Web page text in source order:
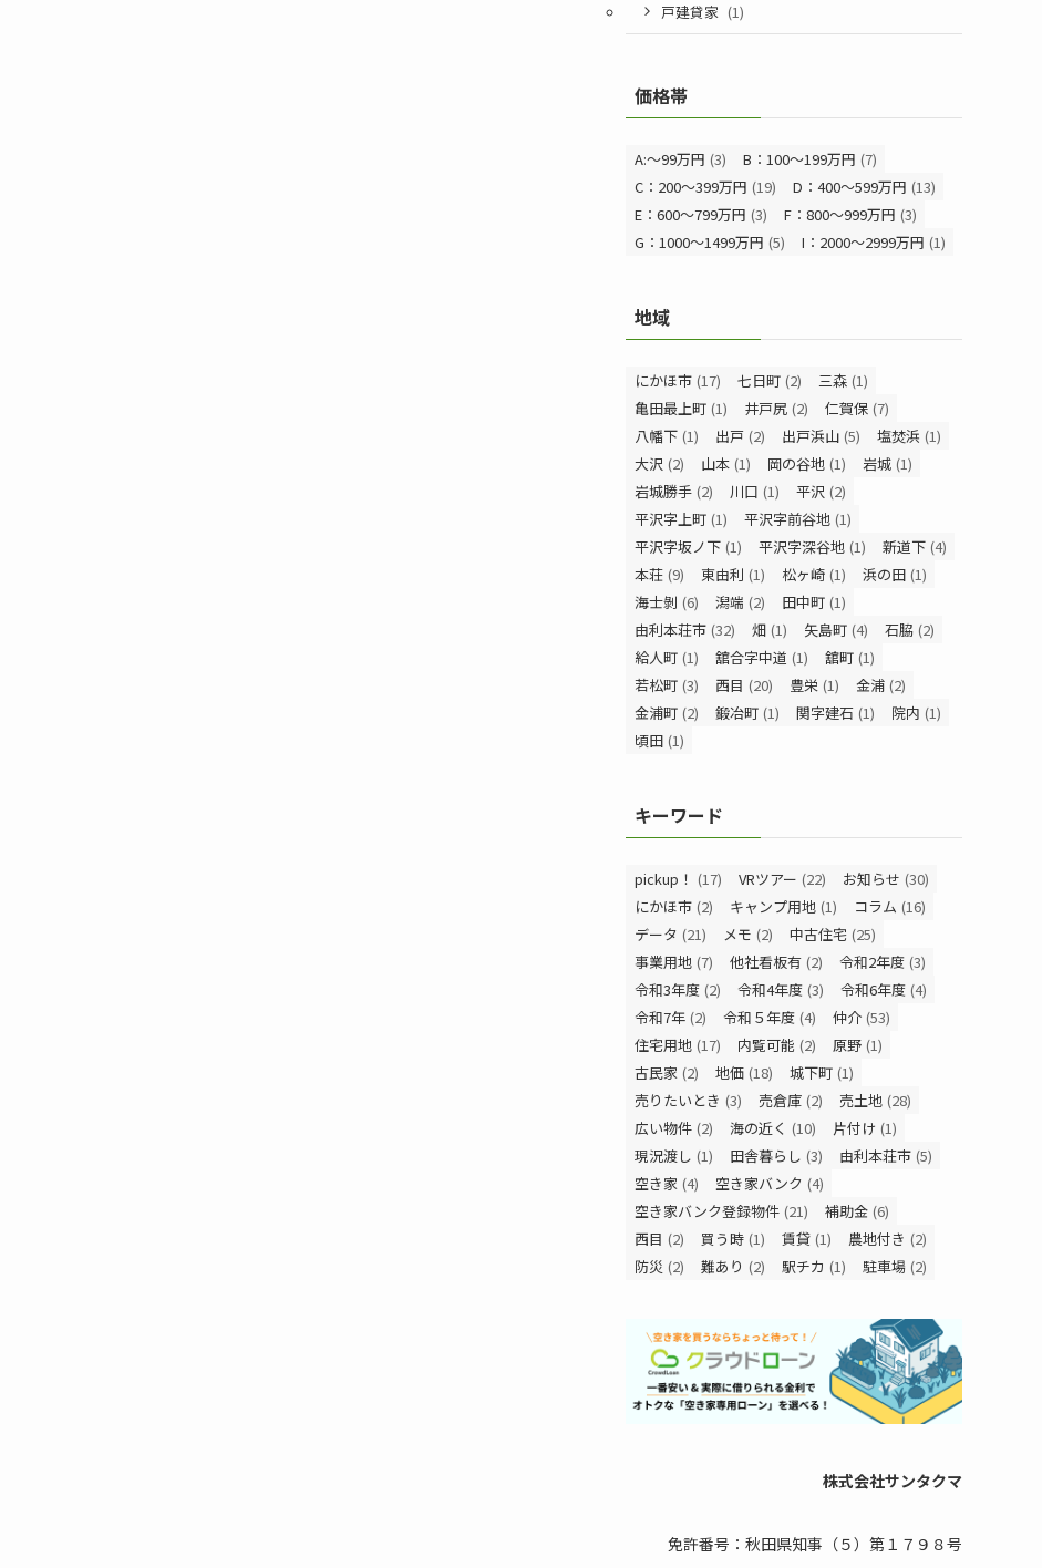
戸建貸家 (1)
価格帯
A:～99万円 (3) B：100～199万円 (7)
C：200～399万円 (19) D：400～599万円 (13)
E：600～799万円 (3) F：800～999万円 (3)
G：1000～1499万円 (5) I：2000～2999万円 (1)
地域
にかほ市 (17) 七日町 (2) 三森 (1)
亀田最上町 (1) 井戸尻 (2) 仁賀保 (7)
八幡下 (1) 出戸 (2) 出戸浜山 (5) 塩焚浜 (1)
大沢 (2) 山本 (1) 岡の谷地 (1) 岩城 (1)
岩城勝手 (2) 川口 (1) 平沢 (2)
平沢字上町 (1) 平沢字前谷地 (1)
平沢字坂ノ下 (1) 平沢字深谷地 (1) 新道下 (4)
本荘 (9) 東由利 (1) 松ヶ崎 (1) 浜の田 (1)
海士剝 (6) 潟端 (2) 田中町 (1)
由利本荘市 (32) 畑 (1) 矢島町 (4) 石脇 (2)
給人町 (1) 舘合字中道 (1) 舘町 (1)
若松町 (3) 西目 (20) 豊栄 (1) 金浦 (2)
金浦町 (2) 鍛冶町 (1) 関字建石 (1) 院内 (1)
頃田 (1)
キーワード
pickup！ (17) VRツアー (22) お知らせ (30)
にかほ市 (2) キャンプ用地 (1) コラム (16)
データ (21) メモ (2) 中古住宅 (25)
事業用地 (7) 他社看板有 (2) 令和2年度 (3)
令和3年度 (2) 令和4年度 (3) 令和6年度 (4)
令和7年 (2) 令和５年度 (4) 仲介 (53)
住宅用地 (17) 内覧可能 (2) 原野 (1)
古民家 (2) 地価 (18) 城下町 (1)
売りたいとき (3) 売倉庫 (2) 売土地 (28)
広い物件 (2) 海の近く (10) 片付け (1)
現況渡し (1) 田舎暮らし (3) 由利本荘市 (5)
空き家 (4) 空き家バンク (4)
空き家バンク登録物件 (21) 補助金 (6)
西目 (2) 買う時 (1) 賃貸 (1) 農地付き (2)
防災 (2) 難あり (2) 駅チカ (1) 駐車場 (2)
株式会社サンタクマ
免許番号：秋田県知事（５）第１７９８号